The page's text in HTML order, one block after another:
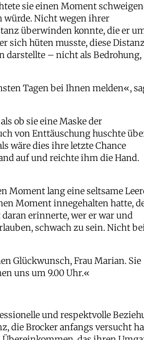
sie einen Moment
würde. Nicht wegen ihrer
überwinden konnte, die er
sich hüten musste, diese
darstellte – nicht als Bedrohung,
Tagen bei Ihnen melden«,
ob sie eine Maske der
von Enttäuschung huschte
wäre dies ihre letzte Chance
auf und reichte ihm die Hand.
Moment lang eine seltsame
Moment innegehalten hatte,
erinnerte, wer er war und
schwach zu sein. Nicht
Glückwunsch, Frau Marian. Sie
uns um 9.00 Uhr.«
und respektvolle
die Brocker anfangs versucht